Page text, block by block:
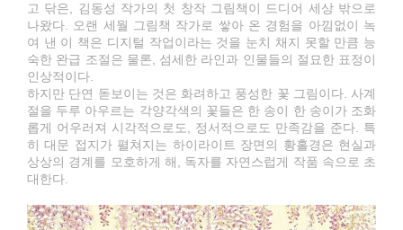
고 닦은, 김동성 작가의 첫 창작 그림책이 드디어 세상 밖으로
나왔다. 오랜 세월 그림책 작가로 쌓아 온 경험을 아낌없이 녹
여 낸 이 책은 디지털 작업이라는 것을 눈치 채지 못할 만큼 능
숙한 완급 조절은 물론, 섬세한 라인과 인물들의 절묘한 표정이
인상적이다.
하지만 단연 돋보이는 것은 화려하고 풍성한 꽃 그림이다. 사계
절을 두루 아우르는 각양각색의 꽃들은 한 송이 한 송이가 조화
롭게 어우러져 시각적으로도, 정서적으로도 만족감을 준다. 특
히 대문 접지가 펼쳐지는 하이라이트 장면의 황홀경은 현실과
상상의 경계를 모호하게 해, 독자를 자연스럽게 작품 속으로 초
대한다.